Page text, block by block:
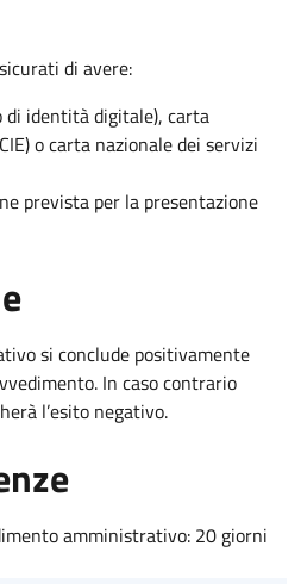
di avere:
di identità digitale), carta
o carta nazionale dei servizi
prevista per la presentazione
si conclude positivamente
In caso contrario
l’esito negativo.
amministrativo: 20 giorni